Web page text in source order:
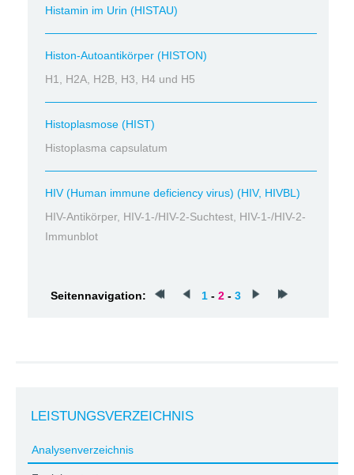
Histamin im Urin (HISTAU)
Histon-Autoantikörper (HISTON)
H1, H2A, H2B, H3, H4 und H5
Histoplasmose (HIST)
Histoplasma capsulatum
HIV (Human immune deficiency virus) (HIV, HIVBL)
HIV-Antikörper, HIV-1-/HIV-2-Suchtest, HIV-1-/HIV-2-
Immunblot
Seitennavigation: 1 - 2 - 3
LEISTUNGSVERZEICHNIS
Analysenverzeichnis